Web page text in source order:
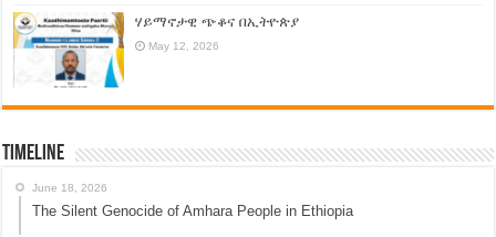
ሃይማኖታዊ ጭቆና በኢትዮጵያ
May 12, 2026
Timeline
June 18, 2026
The Silent Genocide of Amhara People in Ethiopia